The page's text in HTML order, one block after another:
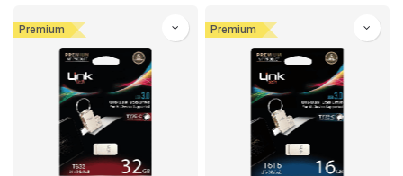
Premium Premium